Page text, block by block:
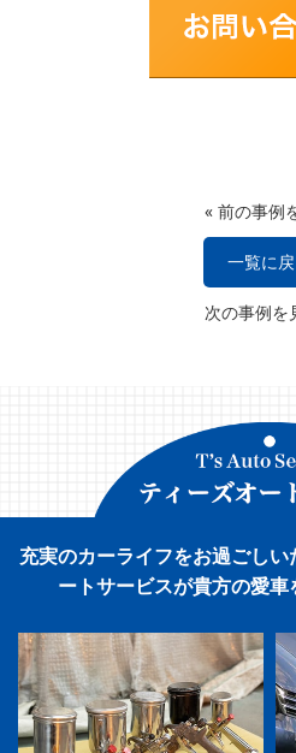
« 前の事例
一覧に
次の事例を
充実のカーライフをお過ごし
ートサービスが貴方の愛車